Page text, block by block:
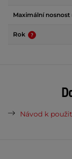
Maximální nosnost
Rok
Návod k